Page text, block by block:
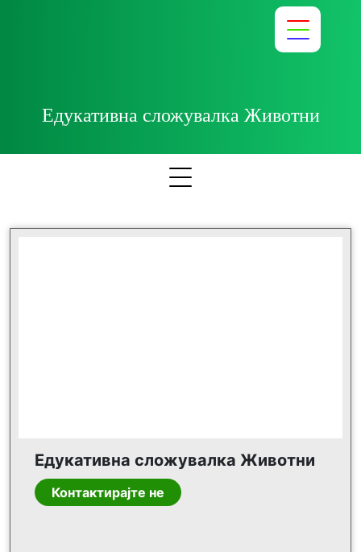
Едукативна сложувалка Животни
Едукативна сложувалка Животни
Контактирајте не